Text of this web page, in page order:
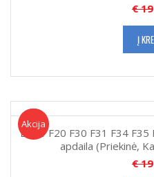
€19
Į
Akcija
Akcija!
BMW F20 F30 F31 F34
apdaila (Priekinė,
€19